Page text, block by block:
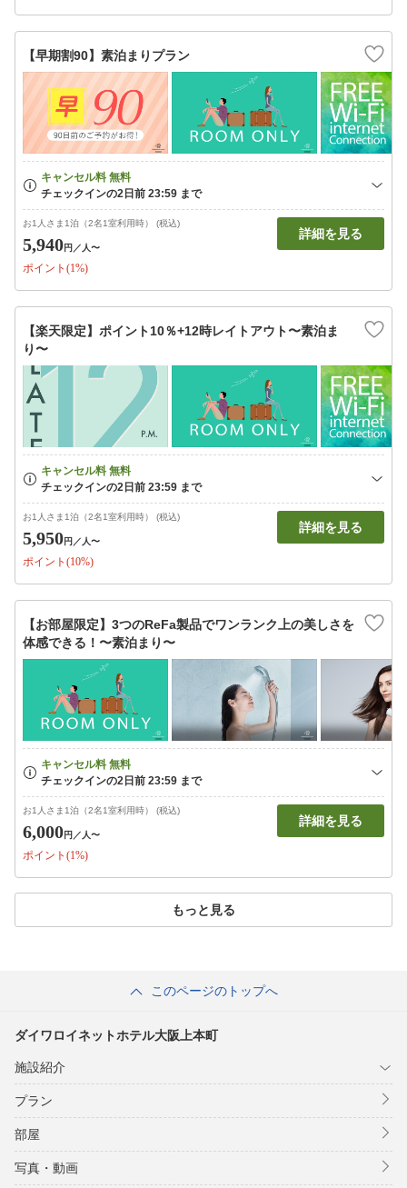
【早期割90】素泊まりプラン
お1人さま1泊（2名1室利用時） (税込)
5,940円 ／人〜
ポイント(1%)
詳細を見る
【楽天限定】ポイント10％+12時レイトアウト〜素泊ま
り〜
お1人さま1泊（2名1室利用時） (税込)
5,950円 ／人〜
ポイント(10%)
詳細を見る
【お部屋限定】3つのReFa製品でワンランク上の美しさを
体感できる！〜素泊まり〜
お1人さま1泊（2名1室利用時） (税込)
6,000円 ／人〜
ポイント(1%)
詳細を見る
もっと見る
このページのトップへ
ダイワロイネットホテル大阪上本町
施設紹介
プラン
部屋
写真・動画